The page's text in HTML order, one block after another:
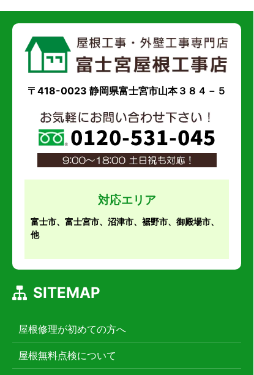
〒418-0023 静岡県富士宮市山本３８４－５
対応エリア
富士市、富士宮市、沼津市、裾野市、御殿場市、
他
SITEMAP
屋根修理が初めての方へ
屋根無料点検について